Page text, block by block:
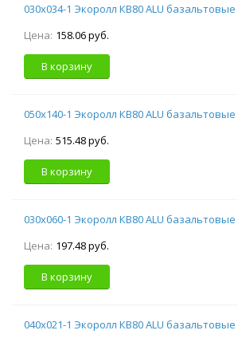
030х034-1 Экоролл КВ80 ALU
Цена: 158.06 руб.
В корзину
050х140-1 Экоролл КВ80 ALU
Цена: 515.48 руб.
В корзину
030х060-1 Экоролл КВ80 ALU
Цена: 197.48 руб.
В корзину
040х021-1 Экоролл КВ80 ALU